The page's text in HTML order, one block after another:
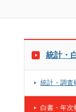
統計・
統計・調査
白書・年次